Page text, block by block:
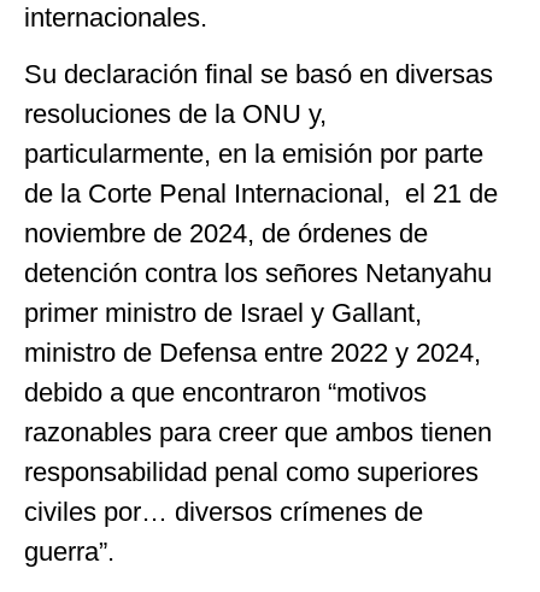
internacionales.
Su declaración final se basó en diversas
resoluciones de la ONU y,
particularmente, en la emisión por parte
de la Corte Penal Internacional, el 21 de
noviembre de 2024, de órdenes de
detención contra los señores Netanyahu
primer ministro de Israel y Gallant,
ministro de Defensa entre 2022 y 2024,
debido a que encontraron “motivos
razonables para creer que ambos tienen
responsabilidad penal como superiores
civiles por… diversos crímenes de
guerra”.